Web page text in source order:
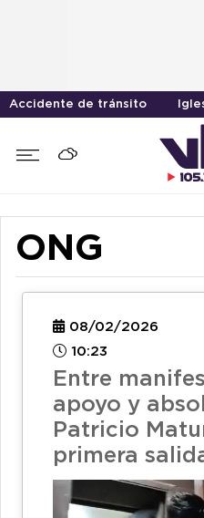
Accidente de tránsito
ONG
08/02/2026
10:23
Entre
apoyo y
Patricio
primera